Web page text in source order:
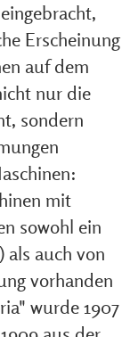
Erscheinung
auf dem
nur die
sondern
mit
sowohl ein
als auch von
vorhanden
wurde 1907